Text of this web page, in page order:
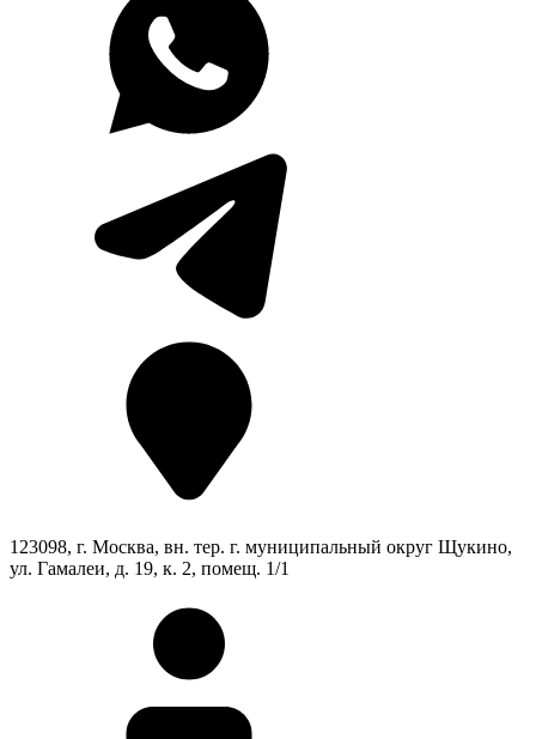
123098, г. Москва, вн. тер. г. муниципальный округ Щукино,
ул. Гамалеи, д. 19, к. 2, помещ. 1/1